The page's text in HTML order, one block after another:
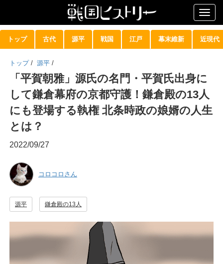
トップ 古代 源平 戦国 江戸 幕末維新 近現代
トップ / 源平 /
「平賀朝雅」源氏の名門・平賀氏出身に
して鎌倉幕府の京都守護！鎌倉殿の13人
にも登場する執権 北条時政の娘婿の人生
とは？
2022/09/27
コロコロさん
源平 鎌倉殿の13人